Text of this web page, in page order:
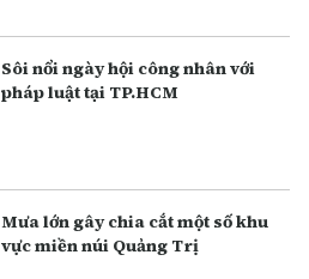
Sôi nổi ngày hội công nhân với
pháp luật tại TP.HCM
Mưa lớn gây chia cắt một số khu
vực miền núi Quảng Trị